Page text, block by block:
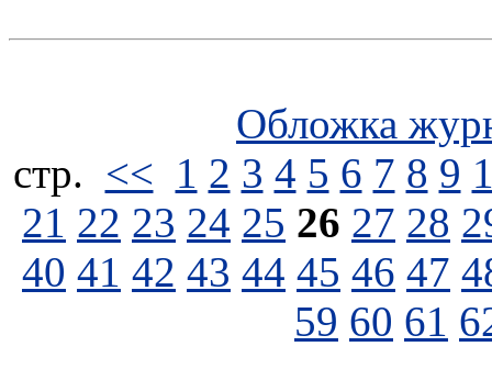
Обложка
стp. << 1 2 3 4 5 6 7 8 9
21 22 23 24 25 26 27 28
40 41 42 43 44 45 46 47
59 60 61